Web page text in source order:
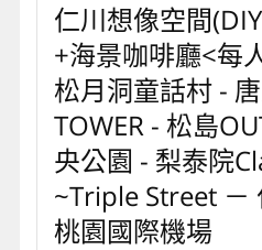
仁川想像空間
+海景咖啡廳<每
松月洞童話村 -
TOWER - 松島
央公園 - 梨泰院
~Triple Street －
桃園國際機場